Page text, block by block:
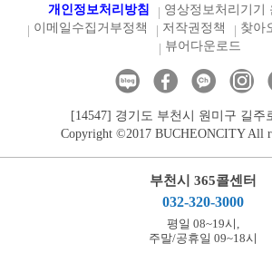
개인정보처리방침
영상정보처리기기
이메일수집거부정책
저작권정책 찾아
뷰어다운로드
[14547] 경기도 부천시 원미구 길주
Copyright ©2017 BUCHEONCITY All
부천시 365콜센터
032-320-3000
평일 08~19시,
주말/공휴일 09~18시